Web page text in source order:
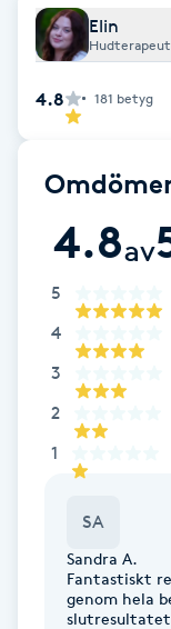
LED-ljusterapi
Liktornar
LPG
LPG-behandling
LPG-massage
Luggklippning
Lymfmassage
Makeup
Elin
4.8 181 betyg
4.8av
5
4
3
2
1
SA
Sandra A.
Fantastiskt
genom hela